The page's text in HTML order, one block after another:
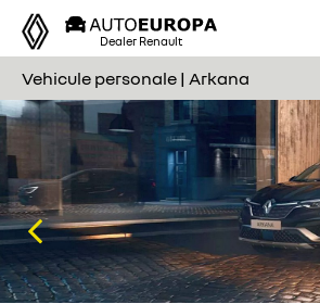
Dealer Renault
Vehicule personale | Arkana
Previous